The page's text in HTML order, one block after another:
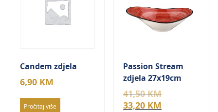
Candem zdjela
6,90 KM
Pročitaj više
Passion Stream
zdjela 27x19cm
41,50KMOriginal
33,20 KM